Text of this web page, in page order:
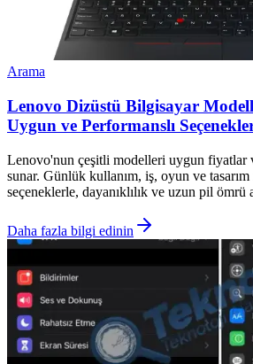
Arama
Lenovo Dizüstü Bilgisayar
Uygun ve Performanslı
Lenovo'nun çeşitli modelleri uygun fiyatlar
sunar. Günlük kullanım, iş, oyun ve
seçeneklerle, dayanıklılık ve uzun pil ömrü
Daha fazla bilgi edinin